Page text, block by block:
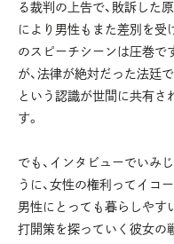
る裁判の上告で、敗訴した
により男性もまた差別を
のスピーチシーンは圧巻で
が、法律が絶対だった法廷
という認識が世間に共有さ
す。
でも、インタビューでいみ
うに、女性の権利ってイコ
男性にとっても暮らしやす
打開策を探っていく彼女の